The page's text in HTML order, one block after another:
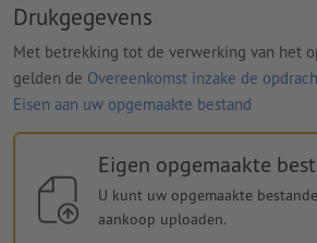
Drukgegevens
Met betrekking tot de verwerking van het
gelden de Overeenkomst inzake de
Eisen aan uw opgemaakte bestand
Eigen opgemaakte
U kunt uw opgemaakte
aankoop uploaden.